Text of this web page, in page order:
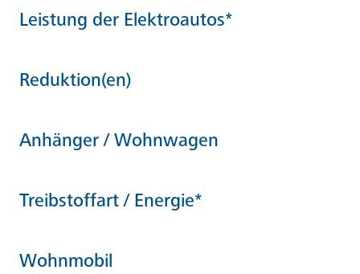
Leistung der Elektroautos*
Reduktion(en)
Anhänger / Wohnwagen
Treibstoffart / Energie*
Wohnmobil